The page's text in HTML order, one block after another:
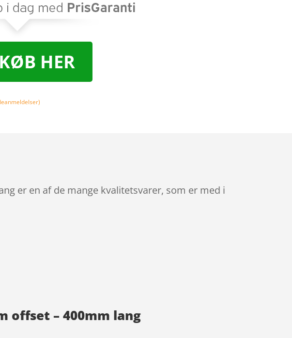
KØB HER
er en af de mange kvalitetsvarer, som er med i
offset – 400mm lang